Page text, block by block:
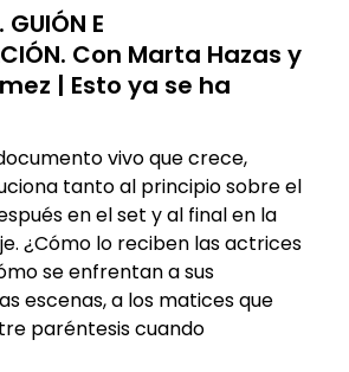
E
Con Marta Hazas y
| Esto ya se ha
vivo que crece,
tanto al principio sobre el
en el set y al final en la
¿Cómo lo reciben las actrices
se enfrentan a sus
escenas, a los matices que
paréntesis cuando